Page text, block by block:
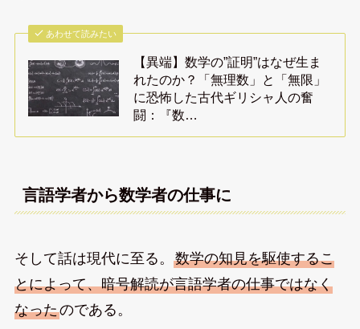
あわせて読みたい
【異端】数学の”証明”はなぜ生ま
れたのか？「無理数」と「無限」
に恐怖した古代ギリシャ人の奮
闘：『数…
言語学者から数学者の仕事に
そして話は現代に至る。 数学の知見を駆使するこ
とによって、暗号解読が言語学者の仕事ではなく
なったのである。